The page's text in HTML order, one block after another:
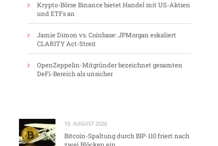
Krypto-Börse Binance bietet Handel mit US-Aktien
und ETFs an
Jamie Dimon vs. Coinbase: JPMorgan eskaliert
CLARITY Act-Streit
OpenZeppelin-Mitgründer bezeichnet gesamten
DeFi-Bereich als unsicher
10. AUGUST 2026
Bitcoin-Spaltung durch BIP-110 friert nach